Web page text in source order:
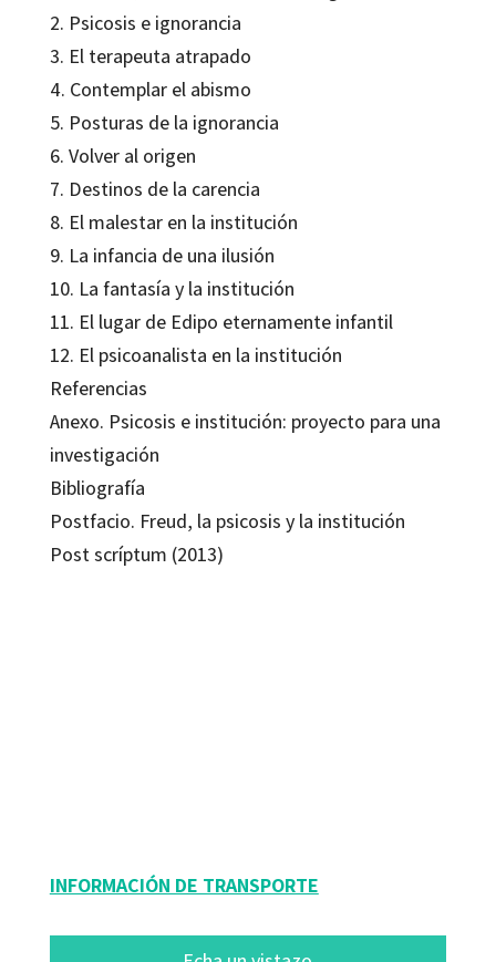
2. Psicosis e ignorancia
3. El terapeuta atrapado
4. Contemplar el abismo
5. Posturas de la ignorancia
6. Volver al origen
7. Destinos de la carencia
8. El malestar en la institución
9. La infancia de una ilusión
10. La fantasía y la institución
11. El lugar de Edipo eternamente infantil
12. El psicoanalista en la institución
Referencias
Anexo. Psicosis e institución: proyecto para una
investigación
Bibliografía
Postfacio. Freud, la psicosis y la institución
Post scríptum (2013)
INFORMACIÓN DE TRANSPORTE